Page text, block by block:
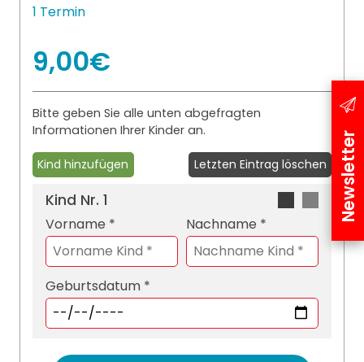
Newsletter
1 Termin
9,00€
Bitte geben Sie alle unten abgefragten
Informationen Ihrer Kinder an.
Kind hinzufügen Letzten Eintrag löschen
Kind Nr. 1
Vorname * Nachname *
Geburtsdatum *